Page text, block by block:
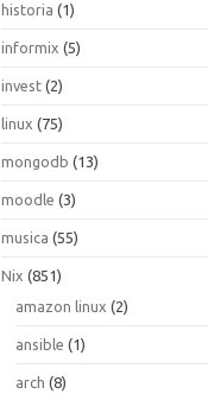
historia (1)
informix (5)
invest (2)
linux (75)
mongodb (13)
moodle (3)
musica (55)
Nix (851)
amazon linux (2)
ansible (1)
arch (8)